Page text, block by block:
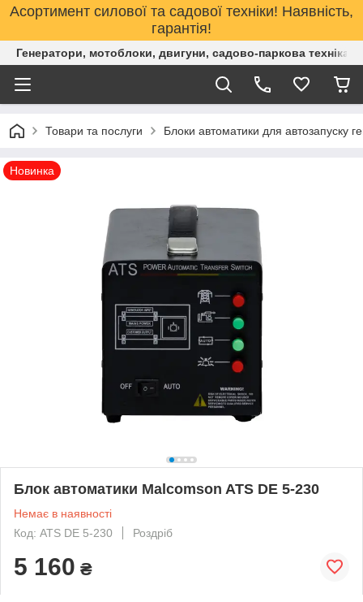
Асортимент силової та садової техніки! Наявність,
гарантія!
Генератори, мотоблоки, двигуни, садово-паркова техніка.
Товари та послуги Блоки автоматики для автозапуску
Новинка
Блок автоматики Malcomson ATS DE 5‐230
Немає в наявності
Код: ATS DE 5‐230
Роздріб
5 160 ₴